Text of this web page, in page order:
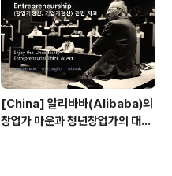
[China] 알리바바(Alibaba)의
창업가 마운과 청년창업가의 대담